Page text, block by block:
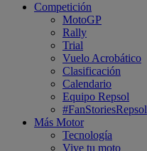
Competición
MotoGP
Rally
Trial
Vuelo Acrobático
Clasificación
Calendario
Equipo Repsol
#FanStoriesRepsol
Más Motor
Tecnología
Vive tu moto